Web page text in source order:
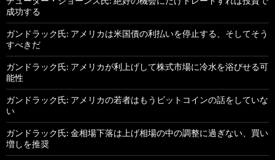
成功する
ガンドラック氏: アメリカは米国債の利払いを停止する、そしてそう
すべきだ
ガンドラック氏: アメリカが利上げして株式市場に冷水を浴びせる可
能性
ガンドラック氏: アメリカの若者はもうビットコインの話をしていな
い
ガンドラック氏: 金相場下落は上げ相場の中の調整に過ぎない、買い
増しを推奨